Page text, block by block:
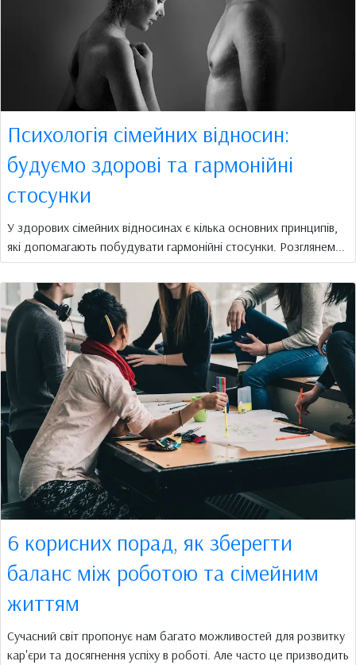
Психологія сімейних відносин:
будуємо здорові та гармонійні
стосунки
У здорових сімейних відносинах є кілька основних принципів,
які допомагають побудувати гармонійні стосунки. Розглянем...
6 корисних порад, як зберегти
баланс між роботою та сімейним
життям
Сучасний світ пропонує нам багато можливостей для розвитку
кар'єри та досягнення успіху в роботі. Але часто це призводить